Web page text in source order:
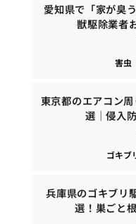
愛知県で「家が臭
獣駆除業者
害虫
東京都のエアコン
選｜侵入
ゴキブ
兵庫県のゴキブリ
選！巣ごと